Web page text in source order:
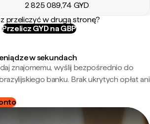
2 825 089,74 GYD
przeliczyć w drugą stronę?
Przelicz GYD na GBP
w sekundach
znajomemu, wyślij bezpośrednio do
banku. Brak ukrytych opłat ani